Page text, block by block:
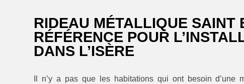
RIDEAU MÉTALLIQUE
RÉFÉRENCE POUR
DANS L’ISÈRE
Il n’y a pas que les habitations qui ont besoin d’une